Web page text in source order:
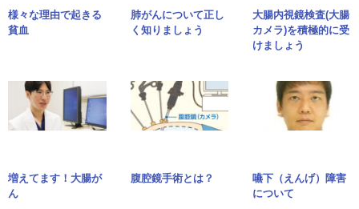
様々な理由で起きる
貧血
肺がんについて正し
く知りましょう
大腸内視鏡検査(大腸
カメラ)を積極的に受
けましょう
増えてます！大腸が
ん
腹腔鏡手術とは？
嚥下（えんげ）障害
について